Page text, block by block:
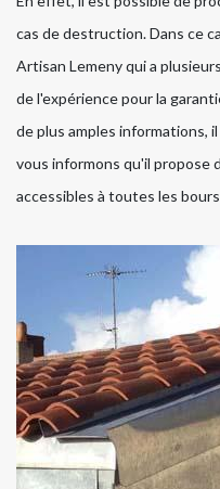
cas de destruction. Dans ce
Artisan Lemeny qui a
de l'expérience pour la
de plus amples informations,
vous informons qu'il
accessibles à toutes les